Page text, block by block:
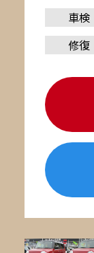
車検
修復